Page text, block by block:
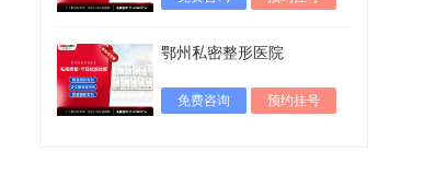
鄂州私密整形医院
免费咨询 预约挂号